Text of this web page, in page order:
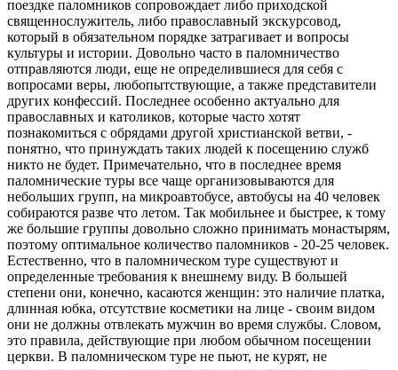
поездке паломников сопровождает либо приходской
священнослужитель, либо православный экскурсовод,
который в обязательном порядке затрагивает и вопросы
культуры и истории. Довольно часто в паломничество
отправляются люди, еще не определившиеся для себя с
вопросами веры, любопытствующие, а также представители
других конфессий. Последнее особенно актуально для
православных и католиков, которые часто хотят
познакомиться с обрядами другой христианской ветви, -
понятно, что принуждать таких людей к посещению служб
никто не будет. Примечательно, что в последнее время
паломнические туры все чаще организовываются для
небольших групп, на микроавтобусе, автобусы на 40 человек
собираются разве что летом. Так мобильнее и быстрее, к тому
же большие группы довольно сложно принимать монастырям,
поэтому оптимальное количество паломников - 20-25 человек.
Естественно, что в паломническом туре существуют и
определенные требования к внешнему виду. В большей
степени они, конечно, касаются женщин: это наличие платка,
длинная юбка, отсутствие косметики на лице - своим видом
они не должны отвлекать мужчин во время службы. Словом,
это правила, действующие при любом обычном посещении
церкви. В паломническом туре не пьют, не курят, не